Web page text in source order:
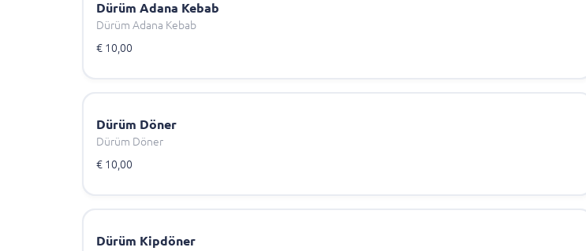
Dürüm Adana Kebab
Dürüm Adana Kebab
€ 10,00
Dürüm Döner
Dürüm Döner
€ 10,00
Dürüm Kipdöner